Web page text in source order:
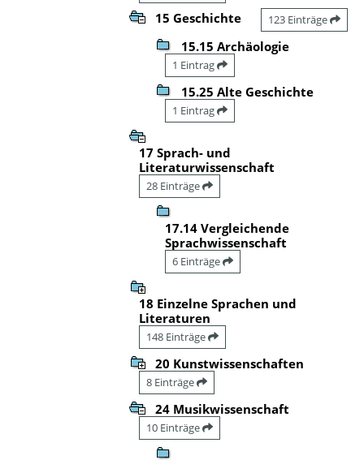
15 Geschichte 123 Einträge
15.15 Archäologie
1 Eintrag
15.25 Alte Geschichte
1 Eintrag
17 Sprach- und
Literaturwissenschaft
28 Einträge
17.14 Vergleichende
Sprachwissenschaft
6 Einträge
18 Einzelne Sprachen und
Literaturen
148 Einträge
20 Kunstwissenschaften
8 Einträge
24 Musikwissenschaft
10 Einträge